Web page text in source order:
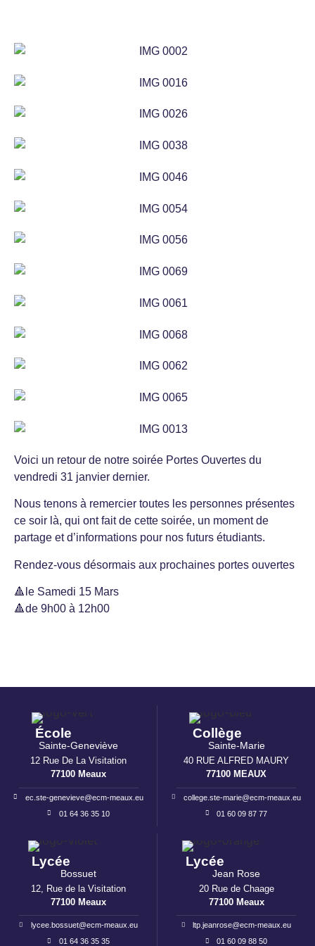
Voici un retour de notre soirée Portes Ouvertes du
vendredi 31 janvier dernier.
Nous tenons à remercier toutes les personnes présentes
ce soir là, qui ont fait de cette soirée, un moment de
partage et d’informations pour nos futurs étudiants.
Rendez-vous désormais aux prochaines portes ouvertes
🔺le Samedi 15 Mars
🔺de 9h00 à 12h00
École
Sainte-Geneviève
12 Rue De La Visitation
77100 Meaux
ec.ste-genevieve@ecm-meaux.eu
01 64 36 35 10
Collège
Sainte-Marie
40 RUE ALFRED MAURY
77100 MEAUX
college.ste-marie@ecm-meaux.eu
01 60 09 87 77
Lycée
Bossuet
12, Rue de la Visitation
77100 Meaux
lycee.bossuet@ecm-meaux.eu
01 64 36 35 35
Lycée
Jean Rose
20 Rue de Chaage
77100 Meaux
ltp.jeanrose@ecm-meaux.eu
01 60 09 88 50